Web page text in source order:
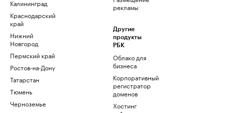
Калининград
Краснодарский
край
Нижний
Новгород
Пермский край
Ростов-на-Дону
Татарстан
Тюмень
Черноземье
рекламы
Другие
продукты
РБК
Облако для
бизнеса
Корпоративный
регистратор
доменов
Хостинг